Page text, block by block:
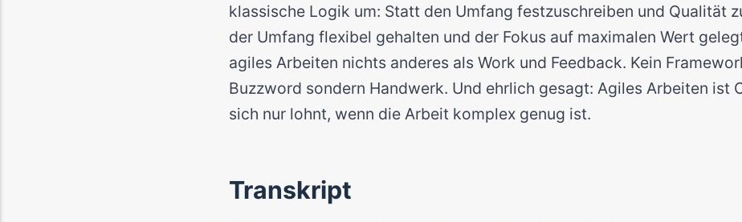
klassische Logik um: Statt den Umfang festzuschreiben und Qualität
der Umfang flexibel gehalten und der Fokus auf maximalen Wert
agiles Arbeiten nichts anderes als Work und Feedback. Kein
Buzzword sondern Handwerk. Und ehrlich gesagt: Agiles Arbeiten ist
sich nur lohnt, wenn die Arbeit komplex genug ist.
Transkript